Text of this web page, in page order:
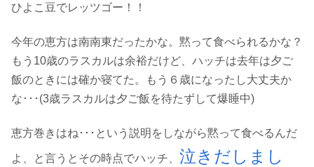
ひよこ豆でレッツゴー！！
今年の恵方は南南東だったかな。黙って食べられるかな？
もう10歳のラスカルは余裕だけど、ハッチは去年は夕ご
飯のときには確か寝てた。もう６歳になったし大丈夫か
な･･･(3歳ラスカルは夕ご飯を待たずして爆睡中)
恵方巻きはね･･･という説明をしながら黙って食べるんだ
よ、と言うとその時点でハッチ、 泣きだしまし